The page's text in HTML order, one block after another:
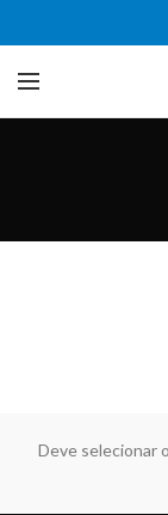
Deve selecionar